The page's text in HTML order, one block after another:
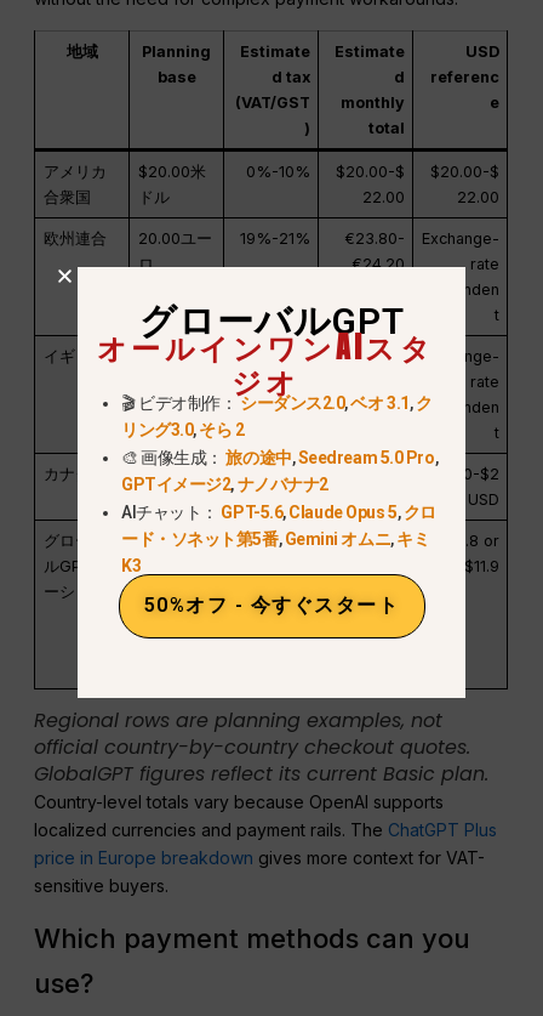
地域
Planning
base
Estimate
d tax
(VAT/GST
)
Estimate
d
monthly
total
USD
referenc
e
アメリカ
合衆国
$20.00米
ドル
0%-10%
$20.00-$
22.00
$20.00-$
22.00
欧州連合
20.00ユー
ロ
19%-21%
€23.80-
€24.20
Exchange-
rate
dependen
t
イギリス
16.67ポン
20% £20.00
Exchange-
rate
dependen
t
カナダ
$20.00米
ドル
5%-15%
$21.00-$2
3.00 USD
グローバ
ルGPT ベ
ーシック
$5.8/mont
h with
billing
Included
displayed
plan price
$5.8
or $11.9
month to
$5.8 or
$11.9
Regional rows are planning examples, not
official country-by-country checkout quotes.
GlobalGPT figures reflect its current Basic plan.
Country-level totals vary because OpenAI supports
localized currencies and payment rails. The ChatGPT Plus
price in Europe breakdown gives more context for VAT-
sensitive buyers.
Which payment methods can you
use?
グローバルGPT
オールインワンAIスタ
ジオ
🎬 ビデオ制作：シーダンス2.0,ベオ 3.1,ク
リング3.0,そら 2
🎨 画像生成：旅の途中,Seedream 5.0 Pro,
GPTイメージ2,ナノバナナ2
AIチャット： GPT-5.6,Claude Opus 5,クロ
ード・ソネット第5番,Gemini オムニ,キミ
K3
50%オフ - 今すぐスタート